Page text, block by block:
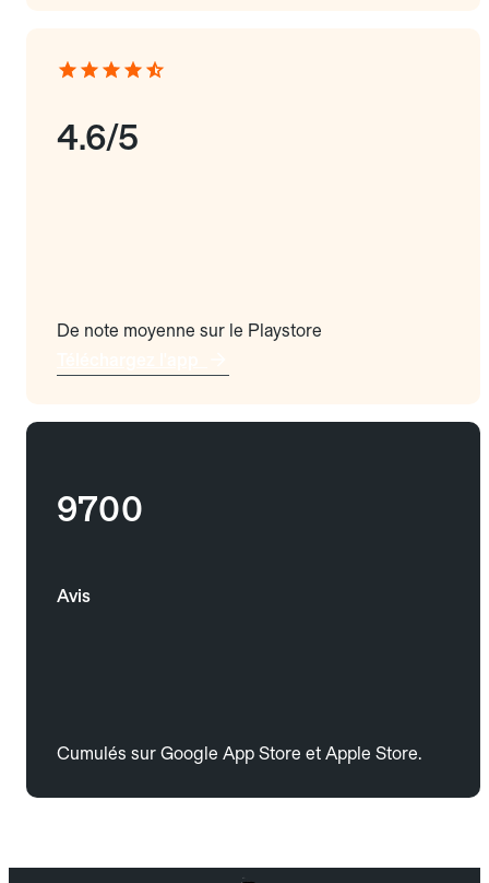
4.6/5
De note moyenne sur le Playstore
9700
Avis
Cumulés sur Google App Store et Apple Store.